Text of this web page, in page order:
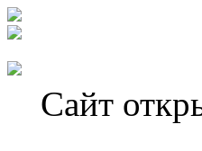
Сайт